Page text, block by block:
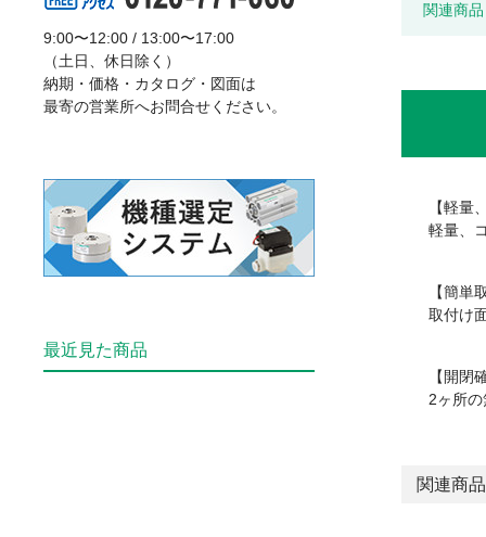
関連商品
【軽量
軽量、
【簡単
取付け
【開閉
2ヶ所
関連商品
9:00〜12:00 / 13:00〜17:00
（土日、休日除く）
納期・価格・カタログ・図面は
最寄の営業所へお問合せください。
最近見た商品